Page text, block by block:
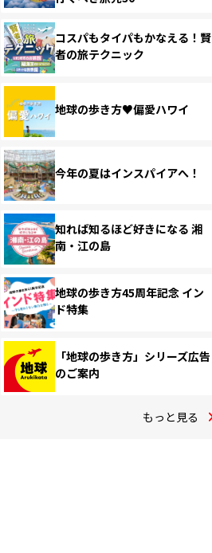
コスパもタイパもかなえる！賢
者の旅テクニック
地球の歩き方♥偏愛ハワイ
今年の夏はインスパイアへ！
知れば知るほど好きになる 湘
南・江の島
地球の歩き方45周年記念 イン
ド特集
「地球の歩き方」シリーズ広告
のご案内
もっと見る